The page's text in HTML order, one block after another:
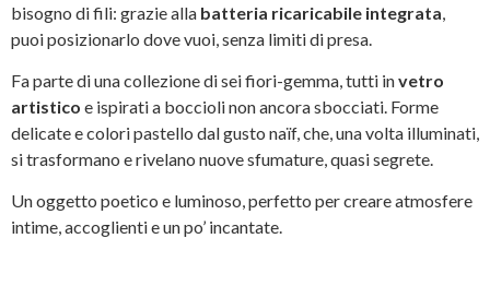
bisogno di fili: grazie alla batteria ricaricabile integrata
puoi posizionarlo dove vuoi, senza limiti di presa.
Fa parte di una collezione di sei fiori-gemma, tutti invetro
artistico e ispirati a boccioli non ancora sbocciati. Forme
delicate e colori pastello dal gusto naïf, che, una volta illuminati,
si trasformano e rivelano nuove sfumature, quasi segrete.
Un oggetto poetico e luminoso, perfetto per creare atmosfere
intime, accoglienti e un po’ incantate.